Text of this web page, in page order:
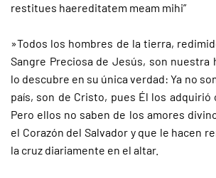
restitues haereditatem meam mihi”
»Todos los hombres de la tierra,
Sangre Preciosa de Jesús, son nuestra
lo descubre en su única verdad: Ya no
país, son de Cristo, pues Él los adquirió
Pero ellos no saben de los amores
el Corazón del Salvador y que le hacen
la cruz diariamente en el altar.